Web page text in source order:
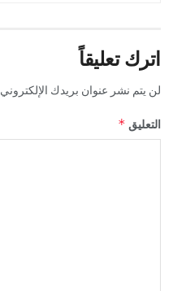
اترك تعليقاً
لن يتم نشر عنوان بريدك الإلكتروني.
التعليق *